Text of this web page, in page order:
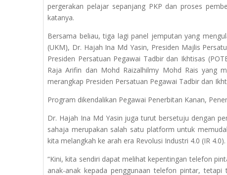
pergerakan pelajar sepanjang PKP dan proses
katanya.
Bersama beliau, tiga lagi panel jemputan yang
(UKM), Dr. Hajah Ina Md Yasin, Presiden Majlis
Presiden Persatuan Pegawai Tadbir dan Ikhtisas
Raja Arifin dan Mohd Raizalhilmy Mohd Rais yang
merangkap Presiden Persatuan Pegawai Tadbir dan
Program dikendalikan Pegawai Penerbitan Kanan,
Dr. Hajah Ina Md Yasin juga turut bersetuju dengan
sahaja merupakan salah satu platform untuk
kita melangkah ke arah era Revolusi Industri 4.0 (IR 4.0).
“Kini, kita sendiri dapat melihat kepentingan telefon
anak-anak kepada penggunaan telefon pintar,